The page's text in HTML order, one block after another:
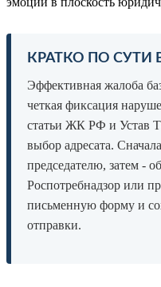
КРАТКО ПО СУТИ
Эффективная жалоба
четкая фиксация
статьи ЖК РФ и Устав
выбор адресата.
председателю, затем -
Роспотребнадзор или
письменную форму и
отправки.